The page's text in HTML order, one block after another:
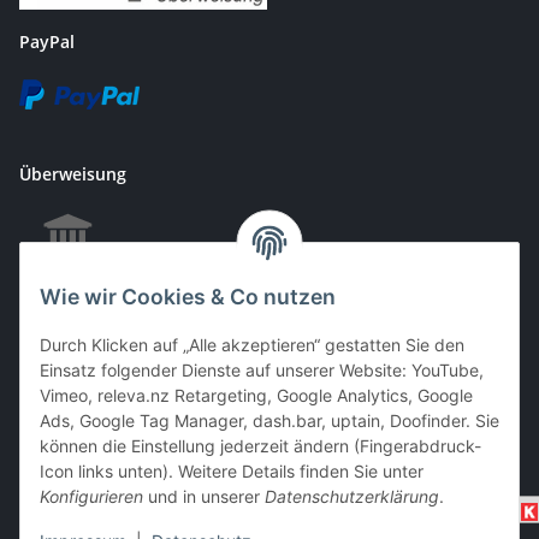
Wie wir Cookies & Co nutzen
Durch Klicken auf „Alle akzeptieren“ gestatten Sie den
Einsatz folgender Dienste auf unserer Website: YouTube,
Vimeo, releva.nz Retargeting, Google Analytics, Google
Ads, Google Tag Manager, dash.bar, uptain, Doofinder. Sie
können die Einstellung jederzeit ändern (Fingerabdruck-
Icon links unten). Weitere Details finden Sie unter
Konfigurieren und in unserer Datenschutzerklärung.
PayPal
Überweisung
EC & Kreditkartenzahlung bei Abholung
Barzahlung bei Abholung